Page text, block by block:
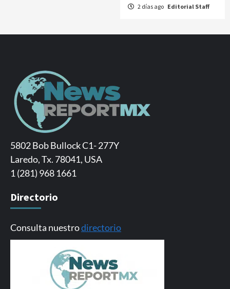
2 días ago Editorial Staff
5802 Bob Bullock C1- 277Y
Laredo, Tx. 78041, USA
1 (281) 968 1661
Directorio
Consulta nuestrodirectorio